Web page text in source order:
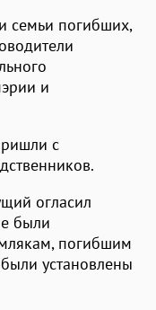
семьи погибших,
и
с
огласил
были
погибшим
установлены